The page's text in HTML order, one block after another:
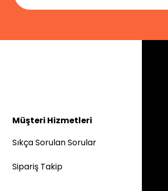
Müşteri Hizmetleri
Sıkça Sorulan Sorular
Sipariş Takip